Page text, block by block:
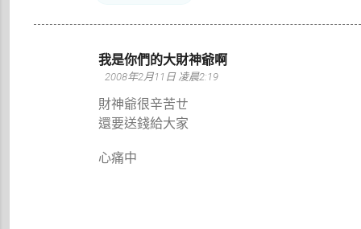
我是你們的大財神爺啊
2008年2月11日 凌晨2:19
財神爺很辛苦ㄝ
還要送錢給大家
心痛中